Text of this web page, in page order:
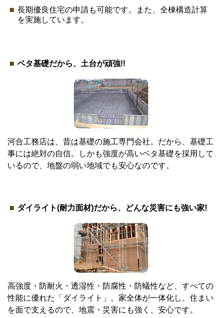
長期優良住宅の申請も可能です。また、全棟構造計算
を実施しています。
ベタ基礎だから、土台が頑強!!
河合工務店は、昔は基礎の施工専門会社。だから、基礎工
事には絶対の自信。しかも強度が高いベタ基礎を採用して
いるので、地盤の弱い地域でも安心なのです。
ダイライト(耐力面材)だから、どんな災害にも強い家!
高強度・防耐火・透湿性・防腐性・防蟻性など、すべての
性能に優れた「ダイライト」。家全体が一体化し、住まい
を面で支えるので、地震・災害にも強く、安心です。